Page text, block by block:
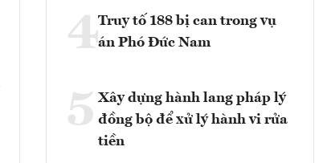
4Truy tố 188 bị can trong vụ
án Phó Đức Nam
5 Xây dựng hành lang pháp lý
đồng bộ để xử lý hành vi rửa
tiền